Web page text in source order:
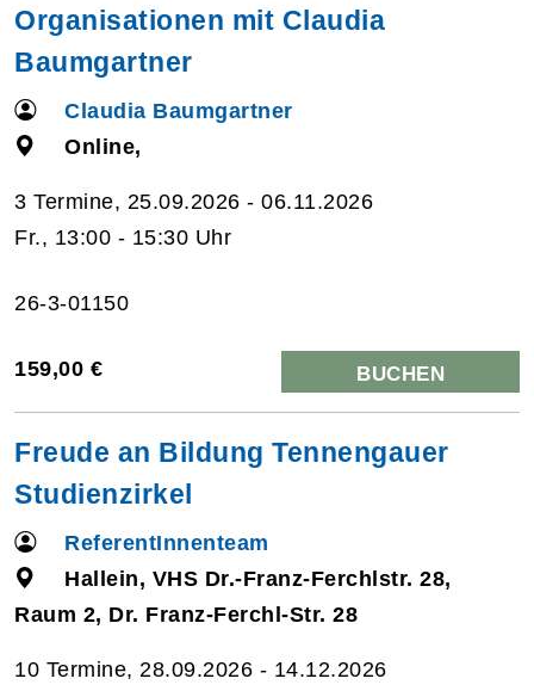
Organisationen mit Claudia
Baumgartner
Claudia Baumgartner
Online,
3 Termine, 25.09.2026 - 06.11.2026
Fr., 13:00 - 15:30 Uhr
26-3-01150
159,00 € BUCHEN
Freude an Bildung Tennengauer
Studienzirkel
ReferentInnenteam
Hallein, VHS Dr.-Franz-Ferchlstr. 28,
Raum 2, Dr. Franz-Ferchl-Str. 28
10 Termine, 28.09.2026 - 14.12.2026